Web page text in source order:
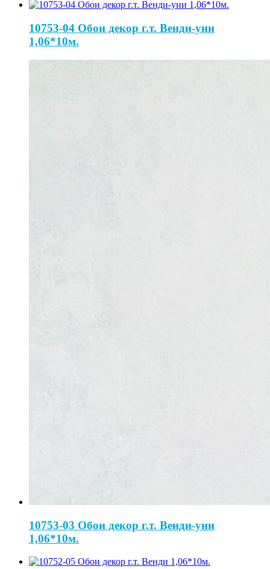
10753-04 Обои декор г.т. Венди-уни
1,06*10м.
10753-03 Обои декор г.т. Венди-уни
1,06*10м.